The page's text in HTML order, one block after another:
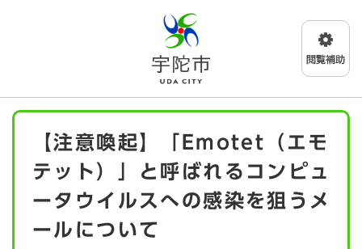
メニューを飛ばして本文へ
本
【注意喚起】「Emotet（エモ
テット）」と呼ばれるコンピュ
ータウイルスへの感染を狙うメ
ールについて